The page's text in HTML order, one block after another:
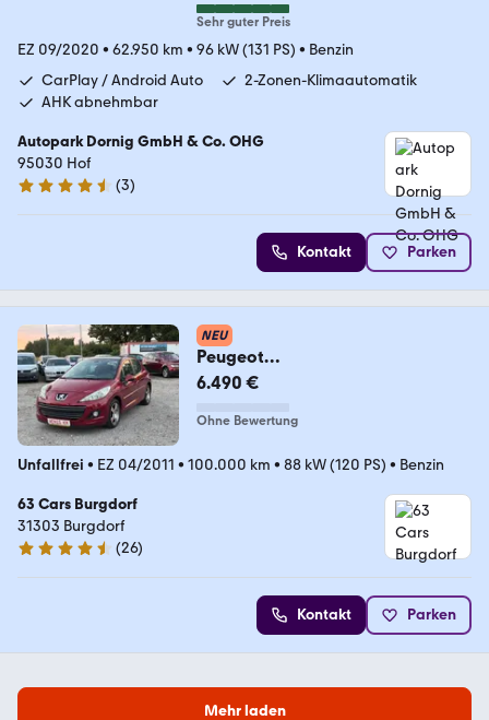
Sehr guter Preis
EZ 09/2020 • 62.950 km • 96 kW (131 PS) • Benzin
CarPlay / Android Auto
2-Zonen-Klimaautomatik
AHK abnehmbar
Autopark Dornig GmbH & Co. OHG
95030 Hof
4.7 Sterne
(3)
Kontakt Parken
NEU
Peugeot
207/Kleinwagen/Automatik/PDC/
6.490 €
Ohne Bewertung
Unfallfrei • EZ 04/2011 • 100.000 km • 88 kW (120 PS) • Benzin
63 Cars Burgdorf
31303 Burgdorf
4.6 Sterne
(26)
Kontakt Parken
Mehr laden